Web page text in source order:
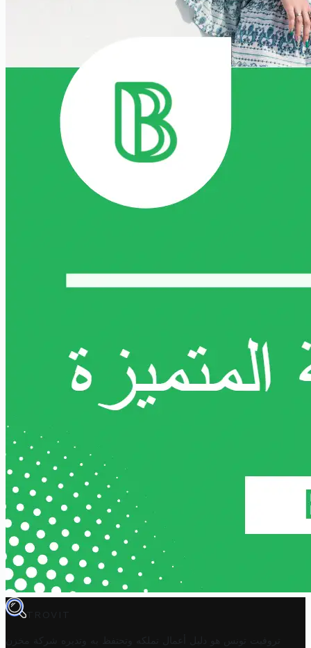
TROVIT
تروفيت تونس هو دليل أعمال تملكه وتحتفظ به وتديره
شركة مخزن